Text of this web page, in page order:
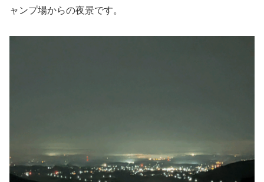
ャンプ場からの夜景です。